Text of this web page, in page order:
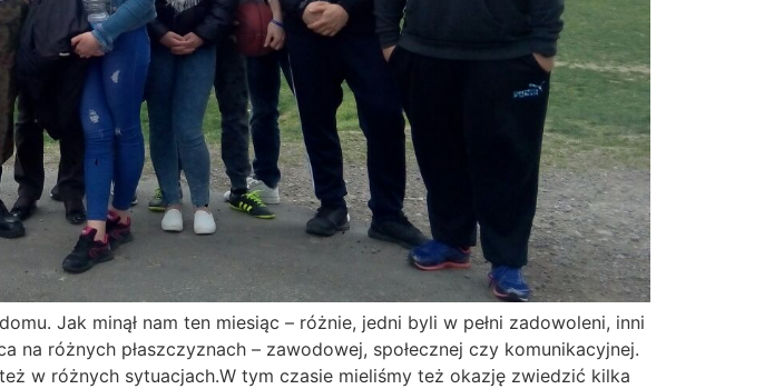
Jak minął nam ten miesiąc – różnie, jedni byli w pełni zadowoleni, inni
różnych płaszczyznach – zawodowej, społecznej czy komunikacyjnej.
w różnych sytuacjach.W tym czasie mieliśmy też okazję zwiedzić kilka